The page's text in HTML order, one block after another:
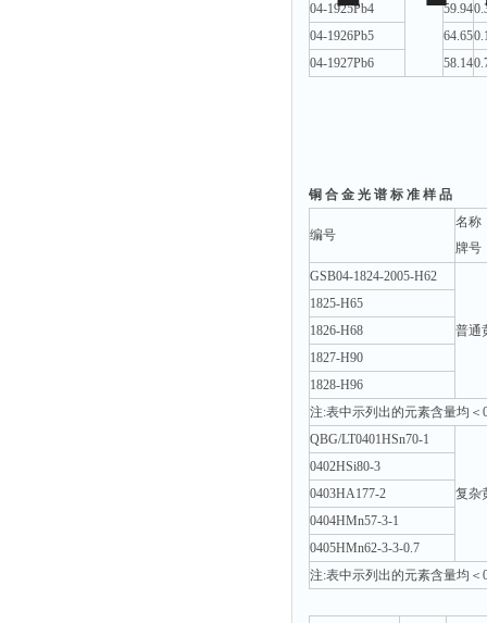
04-1925Pb4
59.94
04-1926Pb5
64.65
04-1927Pb6
58.14
铜 合 金 光 谱 标 准 样 品
编号
名称
牌号
GSB04-1824-2005-H62
普通
1825-H65
1826-H68
1827-H90
1828-H96
注:表中示列出的元素含量均＜
QBG/LT0401HSn70-1
复杂
0402HSi80-3
0403HA177-2
0404HMn57-3-1
0405HMn62-3-3-0.7
注:表中示列出的元素含量均＜